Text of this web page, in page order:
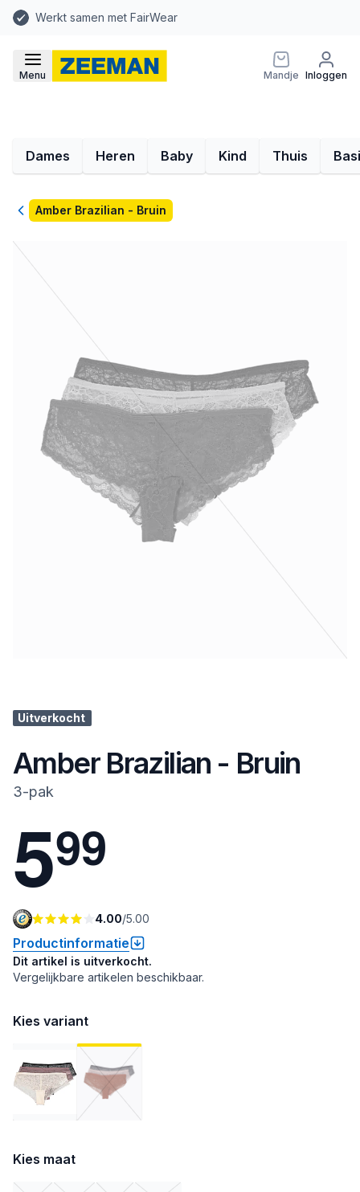
Werkt samen met FairWear
Menu Mandje Inloggen
Dames Heren Baby Kind Thuis
TerugAmber Brazilian - Bruin
Uitverkocht
Amber Brazilian - Bruin
3-pak
599
4.00/5.00
Productinformatie
Dit artikel is uitverkocht.
Vergelijkbare artikelen beschikbaar.
Kies variant
Kies maat